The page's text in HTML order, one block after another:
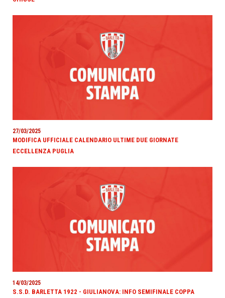
27/03/2025
MODIFICA UFFICIALE CALENDARIO ULTIME DUE GIORNATE
ECCELLENZA PUGLIA
14/03/2025
S.S.D. BARLETTA 1922 - GIULIANOVA: INFO SEMIFINALE COPPA